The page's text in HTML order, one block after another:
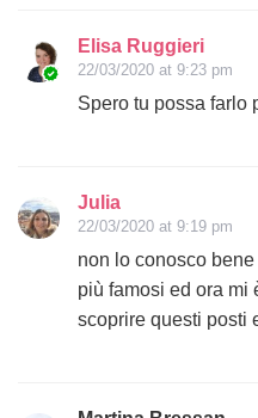
Elisa Ruggieri
22/03/2020 at 9:23 pm
Spero tu possa farlo
Julia
22/03/2020 at 9:19 pm
non lo conosco
più famosi ed ora mi
scoprire questi posti